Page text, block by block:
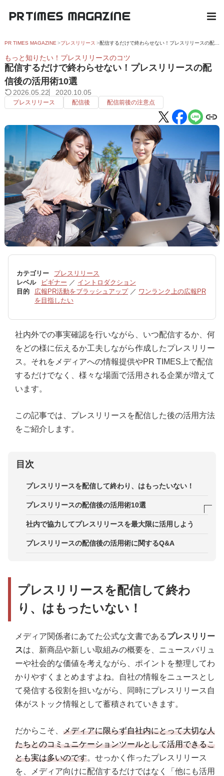
PR TIMES MAGAZINE プレスリリース 配信するだけで終わらせない！プレスリリースの配信後の活用術10選
もっと知りたい！プレスリリースのコツ
配信するだけで終わらせない！プレスリリースの配
信後の活用術10選
2026.05.22 2020.10.05
プレスリリース 配信後 配信前後の注意点
カテゴリー
プレスリリース
レベル
ビギナー ／ イントロダクション
目的
広報PR活動をブラッシュアップ／ ワンランク上の広報PR
を目指したい
社内外での事実確認を行いながら、いつ配信するか、何
をどの様に伝えるか工夫しながら作成したプレスリリー
ス。それをメディアへの情報提供やPR TIMES上で配信
するだけでなく、様々な場面で活用される企業が増えて
います。
この記事では、プレスリリースを配信した後の活用方法
をご紹介します。
目次
プレスリリースを配信して終わり、はもったいない！
プレスリリースの配信後の活用術10選
1．コーポレートサイトに掲載する
2．SNSで発信する
5．RSSで企業サイトと連携する
6．営業資料に掲載する
7．能動的に顧客に案内する
8．次回のリリース時に活用する
9．商品案内として活用する
10．過去実績としてアワードに応募する ⇒ブラン
ディングとして
社内で協力してプレスリリースを最大限に活用しよう
プレスリリースの配信後の活用術に関するQ&A
プレスリリースを配信して終わ
り、はもったいない！
メディア関係者にあてた公式な文書であるプレスリリー
スは、新商品や新しい取組みの概要を、ニュースバリュ
ーや社会的な価値を考えながら、ポイントを整理してわ
かりやすくまとめますよね。自社の情報をニュースとし
て発信する役割を担いながら、同時にプレスリリース自
体がストック情報として蓄積されていきます。
だからこそ、 メディアに限らず自社内にとって大切な人
たちとのコミュニケーションツールとして活用できるこ
とも実は多いのです。せっかく作ったプレスリリース
を、メディア向けに配信するだけではなく「他にも活用